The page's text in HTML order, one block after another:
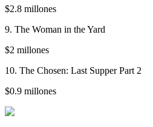
$2.8 millones
9. The Woman in the Yard
$2 millones
10. The Chosen: Last Supper Part 2
$0.9 millones